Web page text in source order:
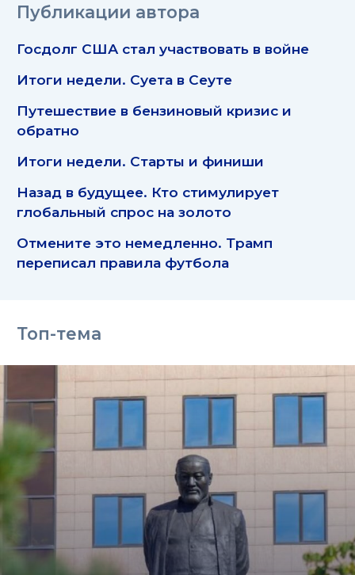
Публикации автора
Госдолг США стал участвовать в войне
Итоги недели. Суета в Сеуте
Путешествие в бензиновый кризис и
обратно
Итоги недели. Старты и финиши
Назад в будущее. Кто стимулирует
глобальный спрос на золото
Отмените это немедленно. Трамп
переписал правила футбола
Топ-тема